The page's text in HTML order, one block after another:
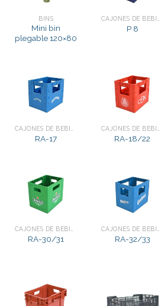
BINS
Mini bin
plegable 120×80
P 8
RA-17 RA-18/22
RA-30/31 RA-32/33